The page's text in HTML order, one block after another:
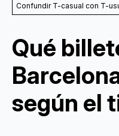
Confundir T-casual con T-
Qué
según el